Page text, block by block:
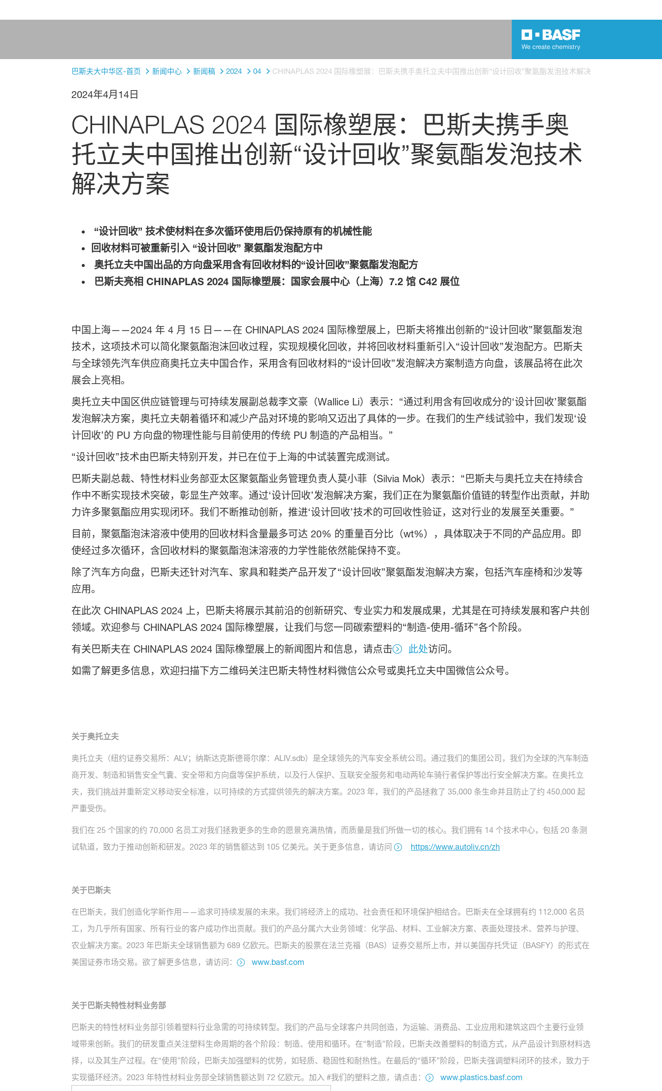
巴斯夫大中华区-首页 新闻中心 新闻稿 2024 04 CHINAPLAS 2024 国际橡塑展：巴斯夫携手奥托立夫中国推出创新“设计回收”聚氨酯发泡技术解决方案
2024年4月14日
CHINAPLAS 2024 国际橡塑展：巴斯夫携手奥
托立夫中国推出创新“设计回收”聚氨酯发泡技术
解决方案
“设计回收” 技术使材料在多次循环使用后仍保持原有的机械性能
回收材料可被重新引入 “设计回收” 聚氨酯发泡配方中
奥托立夫中国出品的方向盘采用含有回收材料的“设计回收”聚氨酯发泡配方
巴斯夫亮相 CHINAPLAS 2024 国际橡塑展：国家会展中心（上海）7.2 馆 C42 展位
中国上海——2024 年 4 月 15 日——在 CHINAPLAS 2024 国际橡塑展上，巴斯夫将推出创新的“设计回收”聚氨酯发泡
技术，这项技术可以简化聚氨酯泡沫回收过程，实现规模化回收，并将回收材料重新引入“设计回收”发泡配方。巴斯夫
与全球领先汽车供应商奥托立夫中国合作，采用含有回收材料的“设计回收”发泡解决方案制造方向盘，该展品将在此次
展会上亮相。
奥托立夫中国区供应链管理与可持续发展副总裁李文豪（Wallice Li）表示：“通过利用含有回收成分的‘设计回收’聚氨酯
发泡解决方案，奥托立夫朝着循环和减少产品对环境的影响又迈出了具体的一步。在我们的生产线试验中，我们发现‘设
计回收’的 PU 方向盘的物理性能与目前使用的传统 PU 制造的产品相当。”
“设计回收”技术由巴斯夫特别开发，并已在位于上海的中试装置完成测试。
巴斯夫副总裁、特性材料业务部亚太区聚氨酯业务管理负责人莫小菲（Silvia Mok）表示：“巴斯夫与奥托立夫在持续合
作中不断实现技术突破，彰显生产效率。通过‘设计回收’发泡解决方案，我们正在为聚氨酯价值链的转型作出贡献，并助
力许多聚氨酯应用实现闭环。我们不断推动创新，推进‘设计回收’技术的可回收性验证，这对行业的发展至关重要。”
目前，聚氨酯泡沫溶液中使用的回收材料含量最多可达 20% 的重量百分比（wt%），具体取决于不同的产品应用。即
使经过多次循环，含回收材料的聚氨酯泡沫溶液的力学性能依然能保持不变。
除了汽车方向盘，巴斯夫还针对汽车、家具和鞋类产品开发了“设计回收”聚氨酯发泡解决方案，包括汽车座椅和沙发等
应用。
在此次 CHINAPLAS 2024 上，巴斯夫将展示其前沿的创新研究、专业实力和发展成果，尤其是在可持续发展和客户共创
领域。欢迎参与 CHINAPLAS 2024 国际橡塑展，让我们与您一同碳索塑料的“制造-使用-循环”各个阶段。
有关巴斯夫在 CHINAPLAS 2024 国际橡塑展上的新闻图片和信息，请点击
此处访问。
如需了解更多信息，欢迎扫描下方二维码关注巴斯夫特性材料微信公众号或奥托立夫中国微信公众号。
关于奥托立夫
奥托立夫（纽约证券交易所：ALV；纳斯达克斯德哥尔摩：ALIV.sdb）是全球领先的汽车安全系统公司。通过我们的集团公司，我们为全球的汽车制造
商开发、制造和销售安全气囊、安全带和方向盘等保护系统，以及行人保护、互联安全服务和电动两轮车骑行者保护等出行安全解决方案。在奥托立
夫，我们挑战并重新定义移动安全标准，以可持续的方式提供领先的解决方案。2023 年，我们的产品拯救了 35,000 条生命并且防止了约 450,000 起
严重受伤。
我们在 25 个国家的约 70,000 名员工对我们拯救更多的生命的愿景充满热情，而质量是我们所做一切的核心。我们拥有 14 个技术中心，包括 20 条测
试轨道，致力于推动创新和研发。2023 年的销售额达到 105 亿美元。关于更多信息，请访问
https://www.autoliv.cn/zh
关于巴斯夫
在巴斯夫，我们创造化学新作用——追求可持续发展的未来。我们将经济上的成功、社会责任和环境保护相结合。巴斯夫在全球拥有约 112,000 名员
工，为几乎所有国家、所有行业的客户成功作出贡献。我们的产品分属六大业务领域：化学品、材料、工业解决方案、表面处理技术、营养与护理、
农业解决方案。2023 年巴斯夫全球销售额为 689 亿欧元。巴斯夫的股票在法兰克福（BAS）证券交易所上市，并以美国存托凭证（BASFY）的形式在
美国证券市场交易。欲了解更多信息，请访问：
www.basf.com
关于巴斯夫特性材料业务部
巴斯夫的特性材料业务部引领着塑料行业急需的可持续转型。我们的产品与全球客户共同创造，为运输、消费品、工业应用和建筑这四个主要行业领
域带来创新。我们的研发重点关注塑料生命周期的各个阶段：制造、使用和循环。在“制造”阶段，巴斯夫改善塑料的制造方式，从产品设计到原材料选
择，以及其生产过程。在“使用”阶段，巴斯夫加强塑料的优势，如轻质、稳固性和耐热性。在最后的“循环”阶段，巴斯夫强调塑料闭环的技术，致力于
实现循环经济。2023 年特性材料业务部全球销售额达到 72 亿欧元。加入 #我们的塑料之旅，请点击：
www.plastics.basf.com